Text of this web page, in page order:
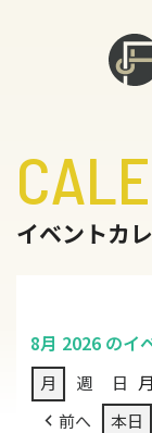
イベントカ
8月 2026 のイ
月 週 日 月
前へ 本日